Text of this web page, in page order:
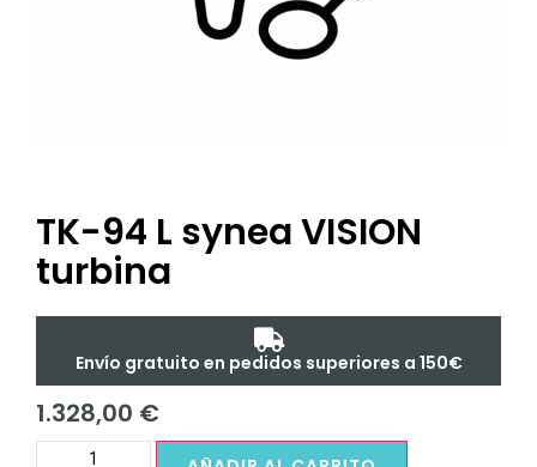
TK-94 L synea VISION
turbina
Envío gratuito en pedidos superiores a 150€
1.328,00 €